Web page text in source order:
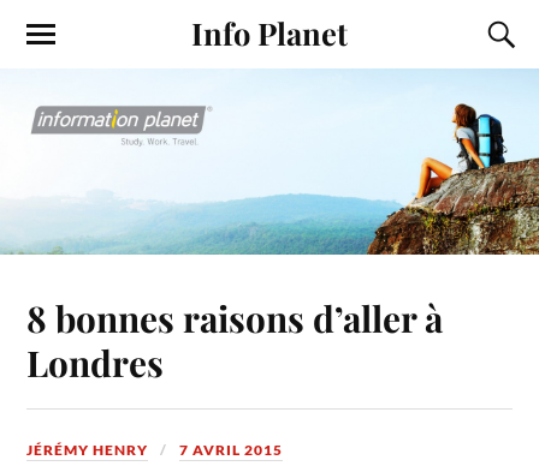
Info Planet
8 bonnes raisons d’aller à
Londres
JÉRÉMY HENRY 7 AVRIL 2015